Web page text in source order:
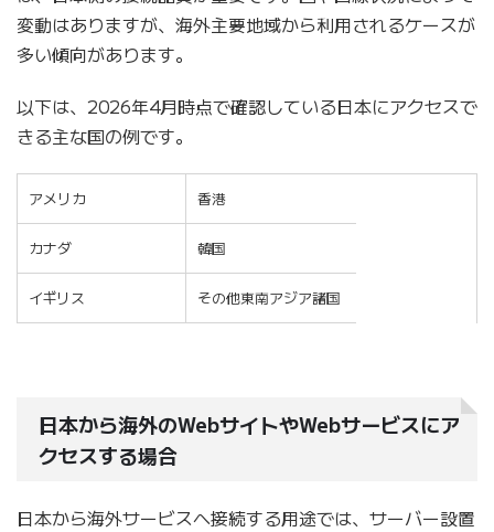
変動はありますが、海外主要地域から利用されるケースが
多い傾向があります。
以下は、2026年4月時点で確認している日本にアクセスで
きる主な国の例です。
アメリカ 香港
カナダ 韓国
イギリス その他東南アジア諸国
日本から海外のWebサイトやWebサービスにア
クセスする場合
日本から海外サービスへ接続する用途では、サーバー設置